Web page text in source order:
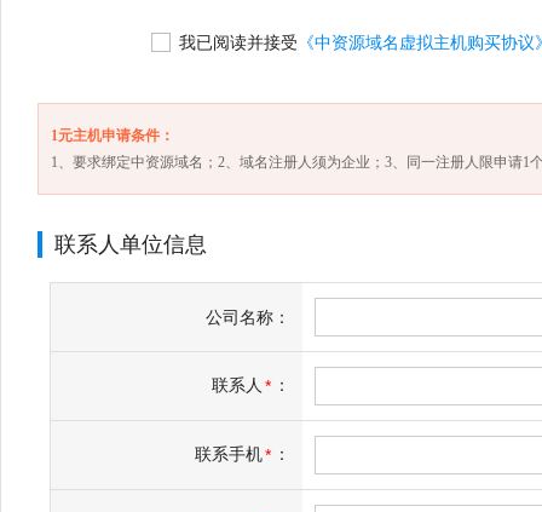
我已阅读并接受 《中资源域名虚拟主机购买协议
1元主机申请条件：
1、要求绑定中资源域名；2、域名注册人须为企业；3、同一注册人限申请1
联系人单位信息
公司名称：
联系人 * ：
联系手机* ：